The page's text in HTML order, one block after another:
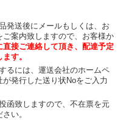
発送後にメールもしくは、お
案内致しますので、お客様か
接ご連絡して頂き、配達予定
す。
るには、運送会社のホームペ
発行した送り状Noをご入力
函致しますので、不在票を元
い。